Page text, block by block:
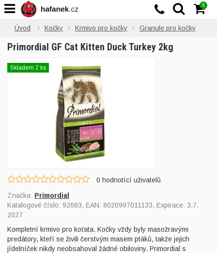
Úvod Kočky Krmivo pro kočky Granule pro kočky
Primordial GF Cat Kitten Duck Turkey 2kg
Skladem 2 ks
0 hodnotící uživatelů
Značka: Primordial
Katalogové číslo: 92683, EAN: 8020997011133, Expirace: 3.7.
2027
Kompletní krmivo pro koťata. Kočky vždy byly masožravými
predátory, kteří se živili čerstvým masem ptáků, takže jejich
jídelníček nikdy neobsahoval žádné obiloviny. Primordial s
0